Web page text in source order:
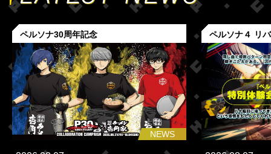
ペルソナ30周年記念
NEWS
ペルソナ４ リ